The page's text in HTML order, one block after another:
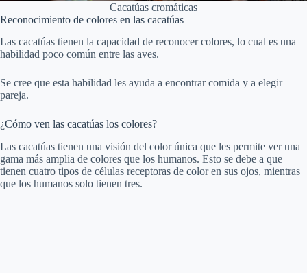
Cacatúas cromáticas
Reconocimiento de colores en las cacatúas
Las cacatúas tienen la capacidad de reconocer colores, lo cual es una
habilidad poco común entre las aves.
Se cree que esta habilidad les ayuda a encontrar comida y a elegir
pareja.
¿Cómo ven las cacatúas los colores?
Las cacatúas tienen una visión del color única que les permite ver una
gama más amplia de colores que los humanos. Esto se debe a que
tienen cuatro tipos de células receptoras de color en sus ojos, mientras
que los humanos solo tienen tres.